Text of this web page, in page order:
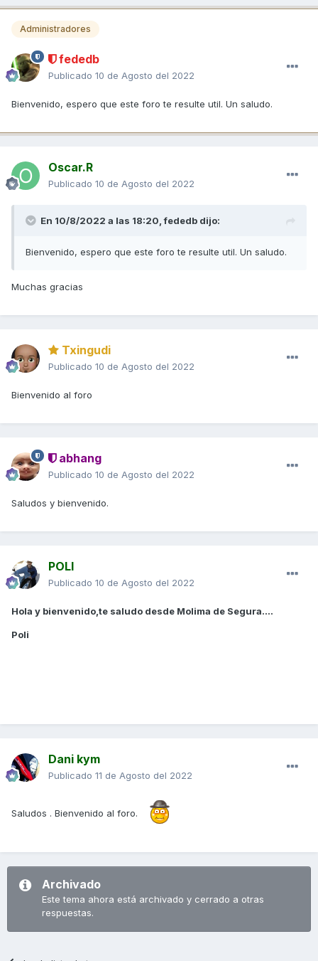
Administradores
fededb
Publicado 10 de Agosto del 2022
Bienvenido, espero que este foro te resulte util. Un saludo.
Oscar.R
Publicado 10 de Agosto del 2022
En 10/8/2022 a las 18:20,fededb dijo:
Bienvenido, espero que este foro te resulte util. Un saludo.
Muchas gracias
Txingudi
Publicado 10 de Agosto del 2022
Bienvenido al foro
abhang
Publicado 10 de Agosto del 2022
Saludos y bienvenido.
POLI
Publicado 10 de Agosto del 2022
Hola y bienvenido,te saludo desde Molima de Segura....
Poli
Dani kym
Publicado 11 de Agosto del 2022
Saludos . Bienvenido al foro.
Archivado
Este tema ahora está archivado y cerrado a otras
respuestas.